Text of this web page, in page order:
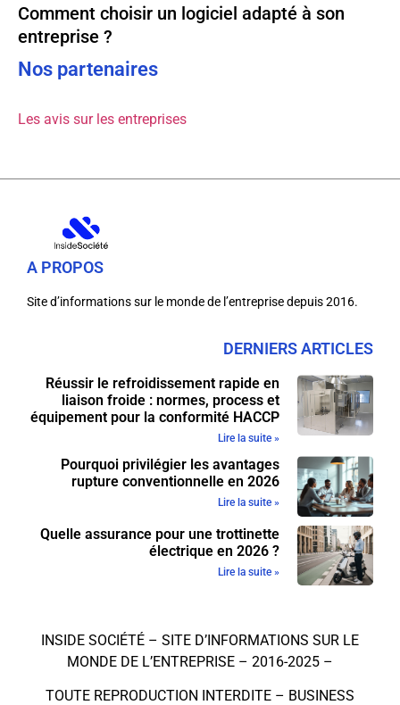
Comment choisir un logiciel adapté à son
entreprise ?
Nos partenaires
Les avis sur les entreprises
A PROPOS
Site d’informations sur le monde de l’entreprise depuis 2016.
DERNIERS ARTICLES
Réussir le refroidissement rapide en
liaison froide : normes, process et
équipement pour la conformité HACCP
Lire la suite »
Pourquoi privilégier les avantages
rupture conventionnelle en 2026
Lire la suite »
Quelle assurance pour une trottinette
électrique en 2026 ?
Lire la suite »
INSIDE SOCIÉTÉ – SITE D’INFORMATIONS SUR LE
MONDE DE L’ENTREPRISE – 2016-2025 –
TOUTE REPRODUCTION INTERDITE – BUSINESS